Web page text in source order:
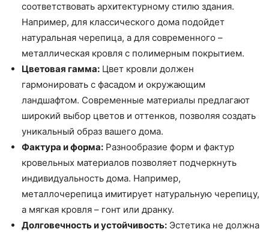
соответствовать архитектурному стилю здания.
Например, для классического дома подойдет
натуральная черепица, а для современного –
металлическая кровля с полимерным покрытием.
Цветовая гамма: Цвет кровли должен
гармонировать с фасадом и окружающим
ландшафтом. Современные материалы предлагают
широкий выбор цветов и оттенков, позволяя создать
уникальный образ вашего дома.
Фактура и форма: Разнообразие форм и фактур
кровельных материалов позволяет подчеркнуть
индивидуальность дома. Например,
металлочерепица имитирует натуральную черепицу,
а мягкая кровля – гонт или дранку.
Долговечность и устойчивость: Эстетика не должна